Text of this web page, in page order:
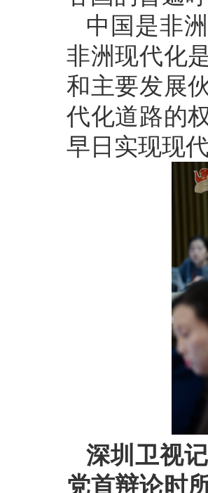
中国是非
非洲现代化
和主要发展
代化道路的
早日实现现
深圳卫视
党首辩论时